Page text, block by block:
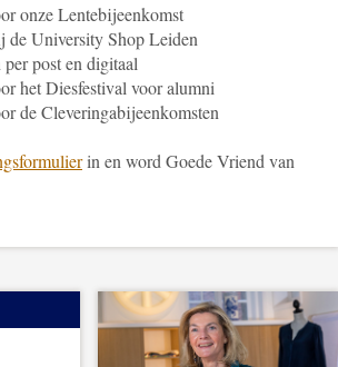
onze Lentebijeenkomst
de University Shop Leiden
post en digitaal
het Diesfestival voor alumni
de Cleveringabijeenkomsten
in en word Goede Vriend van